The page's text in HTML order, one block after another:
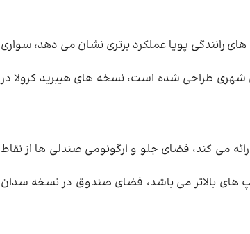
رانندگی پویا عملکرد برتری نشان می دهد، سواری
شهری طراحی شده است، نسخه های هیبرید کرولا در
می کند، فضای جلو و ارگونومی صندلی ها از نقاط
های بالاتر می باشد، فضای صندوق در نسخه سدان